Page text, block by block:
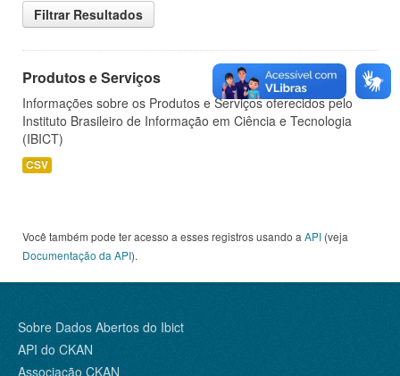
Filtrar Resultados
Produtos e Serviços
Informações sobre os Produtos e Serviços oferecidos pelo
Instituto Brasileiro de Informação em Ciência e Tecnologia
(IBICT)
CSV
Você também pode ter acesso a esses registros usando a API (veja
Documentação da API).
Sobre Dados Abertos do Ibict
API do CKAN
Associação CKAN